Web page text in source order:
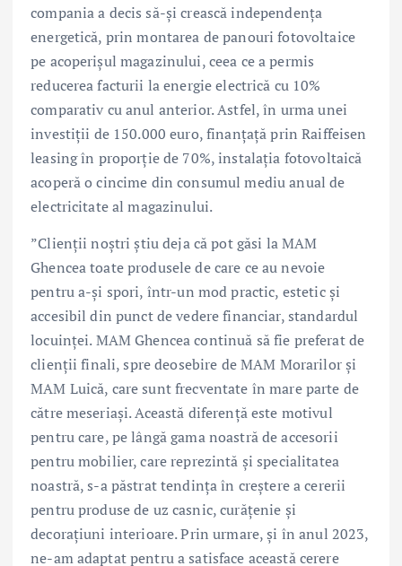
compania a decis să-și crească independența
energetică, prin montarea de panouri fotovoltaice
pe acoperișul magazinului, ceea ce a permis
reducerea facturii la energie electrică cu 10%
comparativ cu anul anterior. Astfel, în urma unei
investiții de 150.000 euro, finanțață prin Raiffeisen
leasing în proporție de 70%, instalația fotovoltaică
acoperă o cincime din consumul mediu anual de
electricitate al magazinului.
”Clienții noștri știu deja că pot găsi la MAM
Ghencea toate produsele de care ce au nevoie
pentru a-și spori, într-un mod practic, estetic și
accesibil din punct de vedere financiar, standardul
locuinței. MAM Ghencea continuă să fie preferat de
clienții finali, spre deosebire de MAM Morarilor și
MAM Luică, care sunt frecventate în mare parte de
către meseriași. Această diferență este motivul
pentru care, pe lângă gama noastră de accesorii
pentru mobilier, care reprezintă și specialitatea
noastră, s-a păstrat tendința în creștere a cererii
pentru produse de uz casnic, curățenie și
decorațiuni interioare. Prin urmare, și în anul 2023,
ne-am adaptat pentru a satisface această cerere